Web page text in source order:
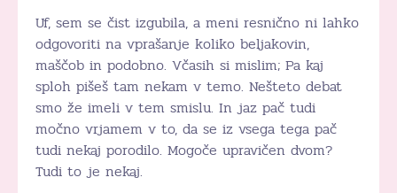
Uf, sem se čist izgubila, a meni resnično ni lahko
odgovoriti na vprašanje koliko beljakovin,
maščob in podobno. Včasih si mislim; Pa kaj
sploh pišeš tam nekam v temo. Nešteto debat
smo že imeli v tem smislu. In jaz pač tudi
močno vrjamem v to, da se iz vsega tega pač
tudi nekaj porodilo. Mogoče upravičen dvom?
Tudi to je nekaj.